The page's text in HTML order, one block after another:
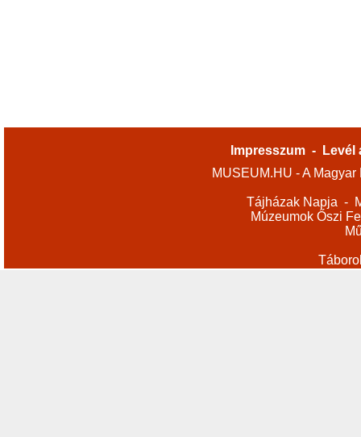
Impresszum -
Levél
MUSEUM.HU - A
Tájházak Napja -
Múzeumok Őszi